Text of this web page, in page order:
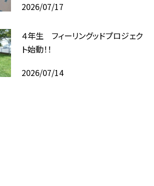
2026/07/17
４年生 フィーリングッドプロジェク
ト始動！！
2026/07/14